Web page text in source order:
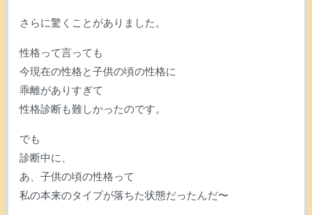
さらに驚くことがありました。
性格って言っても
今現在の性格と子供の頃の性格に
乖離がありすぎて
性格診断も難しかったのです。
でも
診断中に、
あ、子供の頃の性格って
私の本来のタイプが落ちた状態だったんだ〜